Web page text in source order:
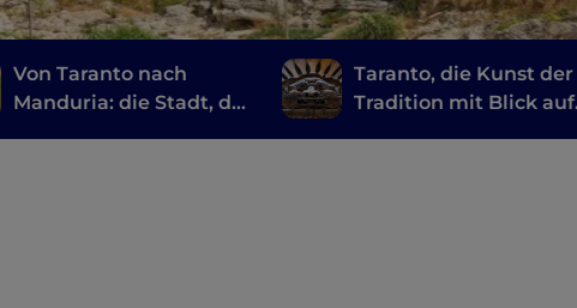
Von Taranto nach
Manduria: die Stadt, die
Taranto, die Kunst der
Tradition mit Blick auf